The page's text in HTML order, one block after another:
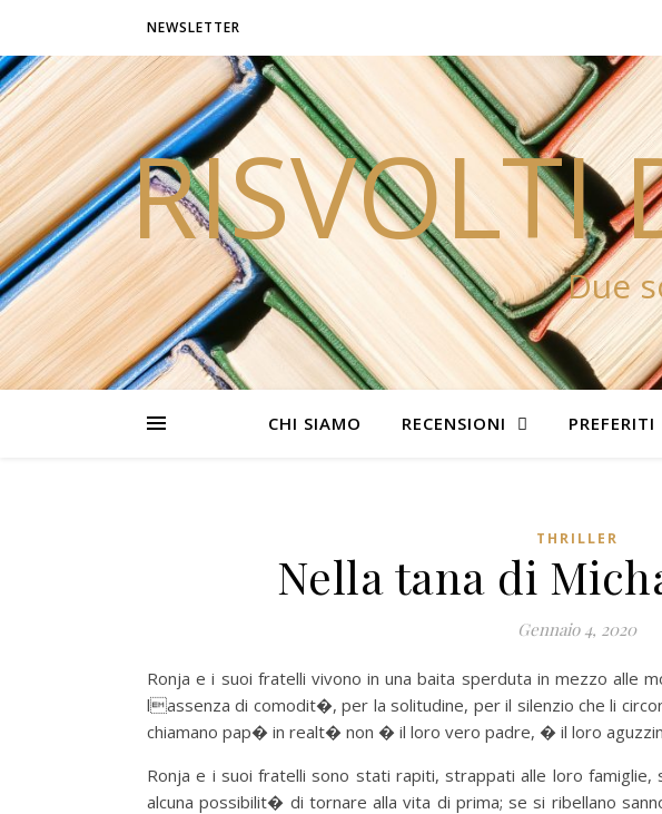
NEWSLETTER
RISVOLTI
Due
CHI SIAMO RECENSIONI PREFERITI
THRILLER
Nella tana di
Gennaio 4, 2020
Ronja e i suoi fratelli vivono in una baita sperduta in mezzo alle
lassenza di comodit�, per la solitudine, per il silenzio che li
chiamano pap� in realt� non � il loro vero padre, � il loro
Ronja e i suoi fratelli sono stati rapiti, strappati alle loro famiglie,
alcuna possibilit� di tornare alla vita di prima; se si ribellano